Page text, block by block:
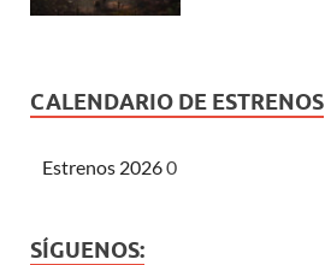
CALENDARIO DE ESTRENOS
Estrenos 20260
SÍGUENOS: